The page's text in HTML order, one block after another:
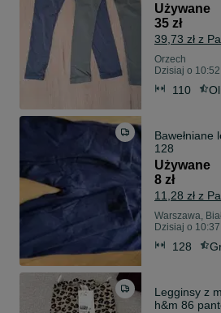
Używane
35 zł
39,73 zł z
Orzech
Dzisiaj o 10:52
110
Bawełniane
128
Używane
8 zł
11,28 zł z
Warszawa,
Dzisiaj o 10:37
128
Legginsy z
h&m 86